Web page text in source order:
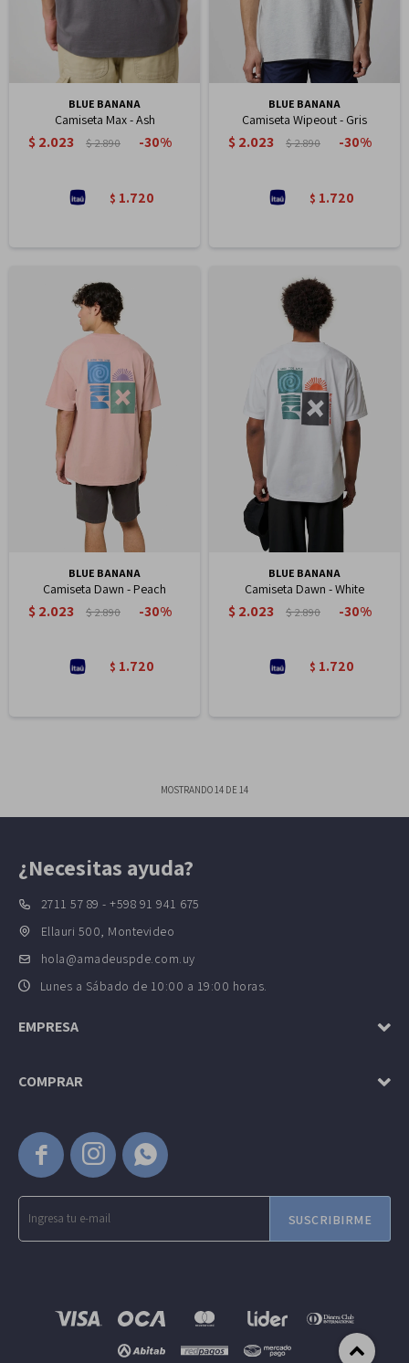
BLUE BANANA
Camiseta Max - Ash
$2.023 $2.890 30
$ 1.720
BLUE BANANA
Camiseta Wipeout - Gris
$2.023 $2.890 30
$ 1.720
BLUE BANANA
Camiseta Dawn - Peach
$2.023 $2.890 30
$ 1.720
BLUE BANANA
Camiseta Dawn - White
$2.023 $2.890 30
$ 1.720
MOSTRANDO 14 DE 14
  
SUSCRIBIRME
¿Necesitas ayuda?
2711 57 89 - +598 91 941 675
Ellauri 500, Montevideo
hola@amadeuspde.com.uy
Lunes a Sábado de 10:00 a 19:00 horas.
EMPRESA
COMPRAR